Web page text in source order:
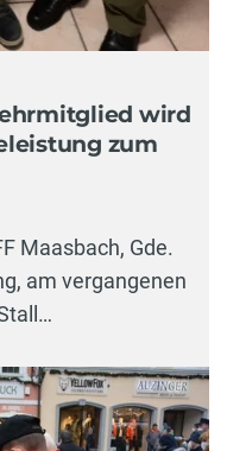
wird
zum
Maasbach, Gde.
am vergangenen